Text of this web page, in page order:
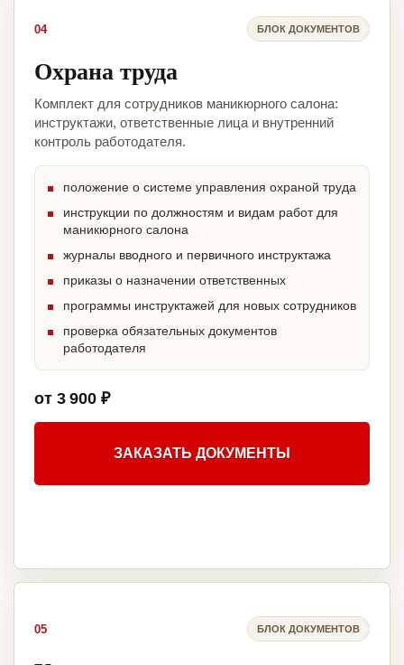
04 БЛОК ДОКУМЕНТОВ
Охрана труда
Комплект для сотрудников маникюрного салона:
инструктажи, ответственные лица и внутренний
контроль работодателя.
положение о системе управления охраной труда
инструкции по должностям и видам работ для
маникюрного салона
журналы вводного и первичного инструктажа
приказы о назначении ответственных
программы инструктажей для новых сотрудников
проверка обязательных документов
работодателя
от 3 900 ₽
ЗАКАЗАТЬ ДОКУМЕНТЫ
05 БЛОК ДОКУМЕНТОВ